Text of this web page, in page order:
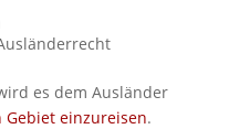
es dem Ausländer
Gebiet einzureisen.